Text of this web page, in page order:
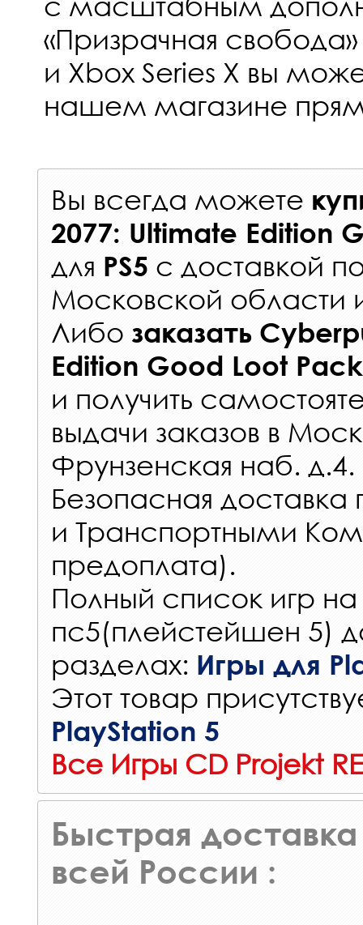
«Призрачная
и Xbox Series X вы
нашем магазине
Вы всегда можете
2077: Ultimate Edition
для PS5 с доставкой
Московской области
Либо заказать
Edition Good Loot
и получить
выдачи заказов в
Фрунзенская наб. д.4.
Безопасная
и Транспортными
предоплата).
Полный список игр на
пс5(плейстейшен 5)
разделах: Игры для
Этот товар
PlayStation 5
Все Игры CD Projekt
Быстрая доставка
всей России :